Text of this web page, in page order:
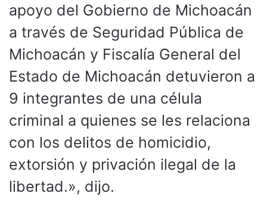
apoyo del Gobierno de Michoacán
a través de Seguridad Pública de
Michoacán y Fiscalía General del
Estado de Michoacán detuvieron a
9 integrantes de una célula
criminal a quienes se les relaciona
con los delitos de homicidio,
extorsión y privación ilegal de la
libertad.», dijo.